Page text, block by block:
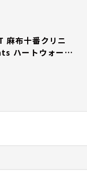
麻布十番クリニ
ハートウォーミ